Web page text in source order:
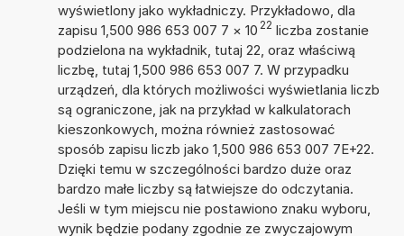
wyświetlony jako wykładniczy. Przykładowo, dla
zapisu 1,500 986 653 007 7 × 10 22 liczba zostanie
podzielona na wykładnik, tutaj 22, oraz właściwą
liczbę, tutaj 1,500 986 653 007 7. W przypadku
urządzeń, dla których możliwości wyświetlania liczb
są ograniczone, jak na przykład w kalkulatorach
kieszonkowych, można również zastosować
sposób zapisu liczb jako 1,500 986 653 007 7E+22.
Dzięki temu w szczególności bardzo duże oraz
bardzo małe liczby są łatwiejsze do odczytania.
Jeśli w tym miejscu nie postawiono znaku wyboru,
wynik będzie podany zgodnie ze zwyczajowym